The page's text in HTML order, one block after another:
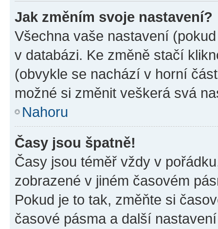
Jak změním svoje nastavení?
Všechna vaše nastavení
v databázi. Ke změně stačí
(obvykle se nachází v horní
možné si změnit veškerá svá
Nahoru
Časy jsou špatně!
Časy jsou téměř vždy v
zobrazené v jiném časovém
Pokud je to tak, změňte si
časové pásma a další